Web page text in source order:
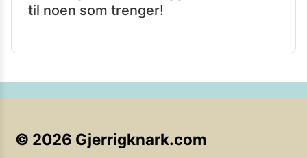
til noen som trenger!
© 2026 Gjerrigknark.com